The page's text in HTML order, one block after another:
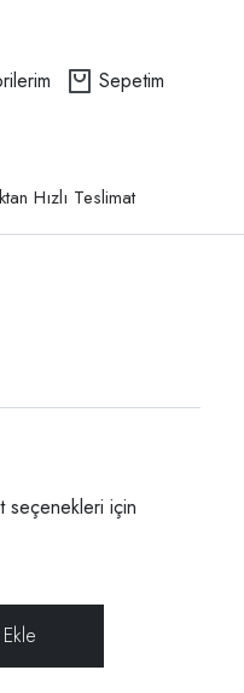
Sepetim
Hızlı Teslimat
seçenekleri için